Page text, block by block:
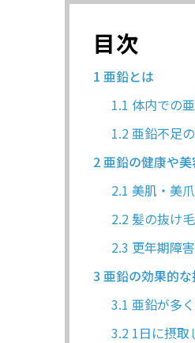
目次
1 亜鉛とは
1.1 体内での
1.2亜鉛不足
2亜鉛の健康や
2.1 美肌・美
2.2髪の抜け
2.3 更年期障
3 亜鉛の効果的
3.1 亜鉛が多
3.21日に摂取